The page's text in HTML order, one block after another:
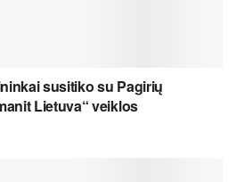
susitiko su Pagirių
Lietuva“ veiklos